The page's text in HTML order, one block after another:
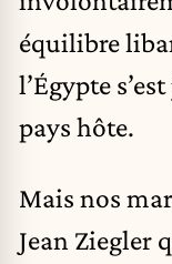
équilibre
l’Égypte
pays hôte.
Mais nos
Jean Ziegler